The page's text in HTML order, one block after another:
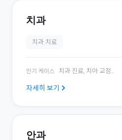
치과
치과 치료
인기 케이스 치과 진료, 치아 교정...
자세히 보기
안과